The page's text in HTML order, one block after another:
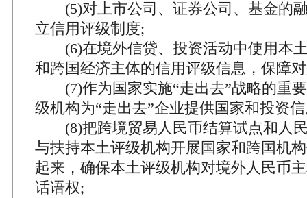
(5)对上市公司、证券公司、基金的
立信用评级制度;
(6)在境外信贷、投资活动中使用本
和跨国经济主体的信用评级信息，保障
(7)作为国家实施“走出去”战略的重
级机构为“走出去”企业提供国家和投资
(8)把跨境贸易人民币结算试点和人
与扶持本土评级机构开展国家和跨国机
起来，确保本土评级机构对境外人民币
话语权;